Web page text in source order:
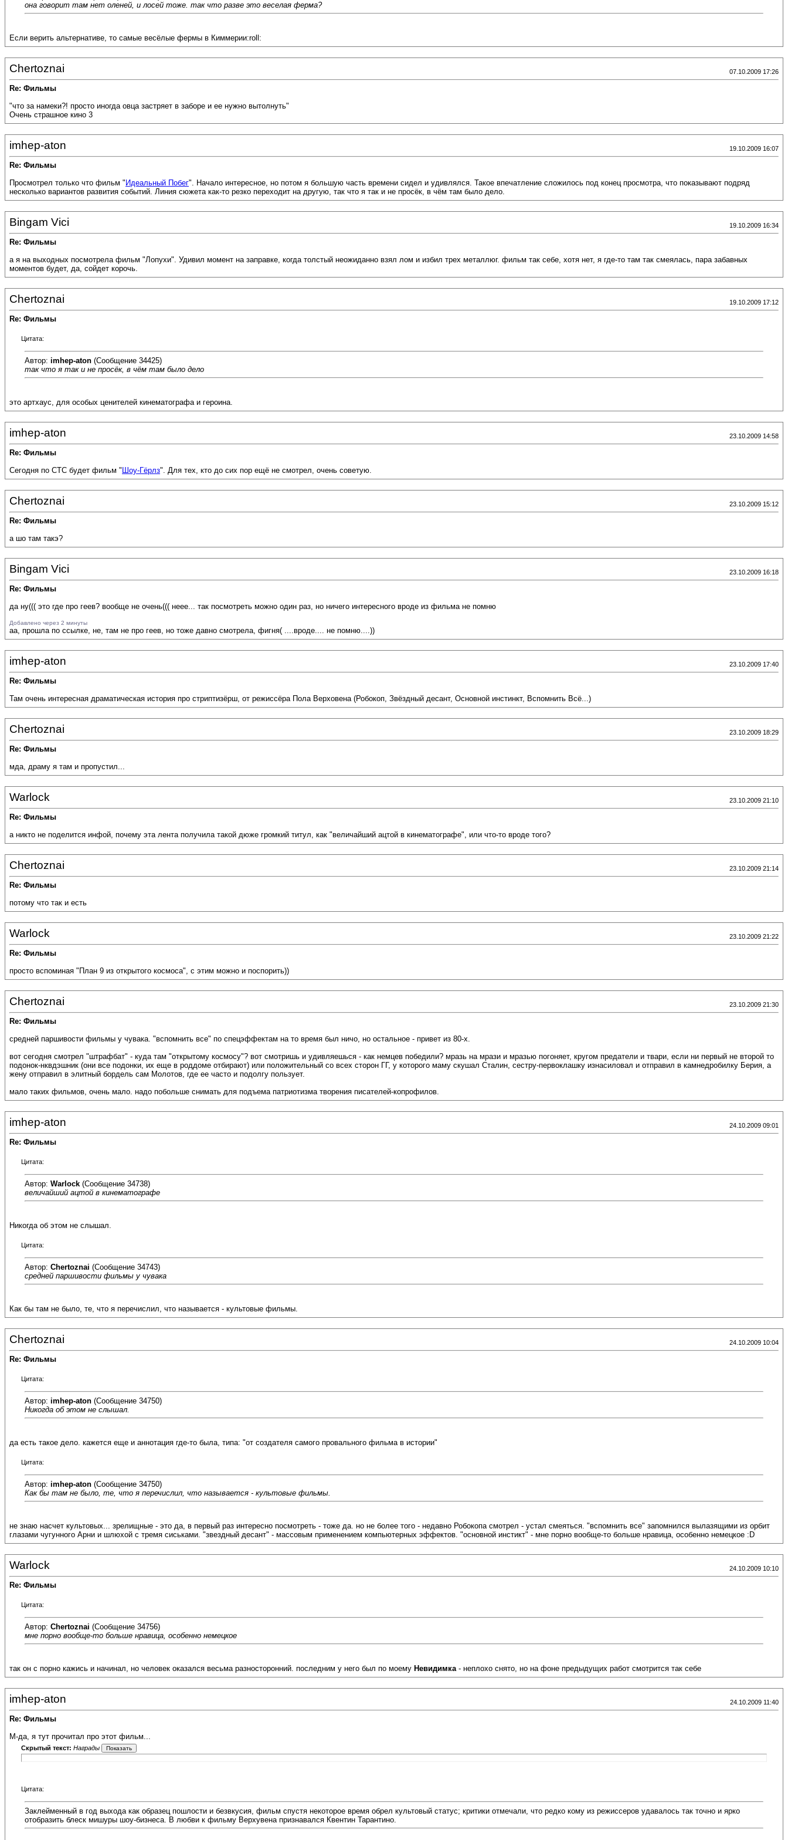
она говорит там нет оленей, и лосей тоже. так что разве это веселая ферма?
Если верить альтернативе, то самые весёлые фермы в Киммерии:roll:
Chertoznai 07.10.2009 17:26
Re: Фильмы
"что за намеки?! просто иногда овца застряет в заборе и ее нужно вытолнуть"
Очень страшное кино 3
imhep-aton 19.10.2009 16:07
Re: Фильмы
Просмотрел только что фильм " Идеальный Побег". Начало интересное, но потом я большую часть времени сидел и удивлялся. Такое впечатление сложилось под конец просмотра, что показывают подряд
несколько вариантов развития событий. Линия сюжета как-то резко переходит на другую, так что я так и не просёк, в чём там было дело.
Bingam Vici 19.10.2009 16:34
Re: Фильмы
а я на выходных посмотрела фильм "Лопухи". Удивил момент на заправке, когда толстый неожиданно взял лом и избил трех металлюг. фильм так себе, хотя нет, я где-то там так смеялась, пара забавных
моментов будет, да, сойдет корочь.
Chertoznai 19.10.2009 17:12
Re: Фильмы
Цитата:
Автор: imhep-aton (Сообщение 34425)
так что я так и не просёк, в чём там было дело
это артхаус, для особых ценителей кинематографа и героина.
imhep-aton 23.10.2009 14:58
Re: Фильмы
Сегодня по СТС будет фильм " Шоу-Гёрлз". Для тех, кто до сих пор ещё не смотрел, очень советую.
Chertoznai 23.10.2009 15:12
Re: Фильмы
а шо там такэ?
Bingam Vici 23.10.2009 16:18
Re: Фильмы
да ну((( это где про геев? вообще не очень((( неее... так посмотреть можно один раз, но ничего интересного вроде из фильма не помню
Добавлено через 2 минуты
аа, прошла по ссылке, не, там не про геев, но тоже давно смотрела, фигня( ....вроде.... не помню....))
imhep-aton 23.10.2009 17:40
Re: Фильмы
Там очень интересная драматическая история про стриптизёрш, от режиссёра Пола Верховена (Робокоп, Звёздный десант, Основной инстинкт, Вспомнить Всё...)
Chertoznai 23.10.2009 18:29
Re: Фильмы
мда, драму я там и пропустил...
Warlock 23.10.2009 21:10
Re: Фильмы
а никто не поделится инфой, почему эта лента получила такой дюже громкий титул, как "величайший ацтой в кинематографе", или что-то вроде того?
Chertoznai 23.10.2009 21:14
Re: Фильмы
потому что так и есть
Warlock 23.10.2009 21:22
Re: Фильмы
просто вспоминая "План 9 из открытого космоса", с этим можно и поспорить))
Chertoznai 23.10.2009 21:30
Re: Фильмы
средней паршивости фильмы у чувака. "вспомнить все" по спецэффектам на то время был ничо, но остальное - привет из 80-х.
вот сегодня смотрел "штрафбат" - куда там "открытому космосу"? вот смотришь и удивляешься - как немцев победили? мразь на мрази и мразью погоняет, кругом предатели и твари, если ни первый не второй то
подонок-нквдэшник (они все подонки, их еще в роддоме отбирают) или положительный со всех сторон ГГ, у которого маму скушал Сталин, сестру-первоклашку изнасиловал и отправил в камнедробилку Берия, а
жену отправил в элитный бордель сам Молотов, где ее часто и подолгу пользует.
мало таких фильмов, очень мало. надо побольше снимать для подъема патриотизма творения писателей-копрофилов.
imhep-aton 24.10.2009 09:01
Re: Фильмы
Цитата:
Автор: Warlock (Сообщение 34738)
величайший ацтой в кинематографе
Никогда об этом не слышал.
Цитата:
Автор: Chertoznai (Сообщение 34743)
средней паршивости фильмы у чувака
Как бы там не было, те, что я перечислил, что называется - культовые фильмы.
Chertoznai 24.10.2009 10:04
Re: Фильмы
Цитата:
Автор: imhep-aton (Сообщение 34750)
Никогда об этом не слышал.
да есть такое дело. кажется еще и аннотация где-то была, типа: "от создателя самого провального фильма в истории"
Цитата:
Автор: imhep-aton (Сообщение 34750)
Как бы там не было, те, что я перечислил, что называется - культовые фильмы.
не знаю насчет культовых... зрелищные - это да, в первый раз интересно посмотреть - тоже да. но не более того - недавно Робокопа смотрел - устал смеяться. "вспомнить все" запомнился вылазящими из орбит
глазами чугунного Арни и шлюхой с тремя сиськами. "звездный десант" - массовым применением компьютерных эффектов. "основной инстикт" - мне порно вообще-то больше нравица, особенно немецкое :D
Warlock 24.10.2009 10:10
Re: Фильмы
Цитата:
Автор: Chertoznai (Сообщение 34756)
мне порно вообще-то больше нравица, особенно немецкое
так он с порно кажись и начинал, но человек оказался весьма разносторонний. последним у него был по моему Невидимка- неплохо снято, но на фоне предыдущих работ смотрится так себе
imhep-aton 24.10.2009 11:40
Re: Фильмы
М-да, я тут прочитал про этот фильм...
Скрытый текст: Награды
Цитата:
Заклейменный в год выхода как образец пошлости и безвкусия, фильм спустя некоторое время обрел культовый статус; критики отмечали, что редко кому из режиссеров удавалось так точно и ярко
отобразить блеск мишуры шоу-бизнеса. В любви к фильму Верхувена признавался Квентин Тарантино.